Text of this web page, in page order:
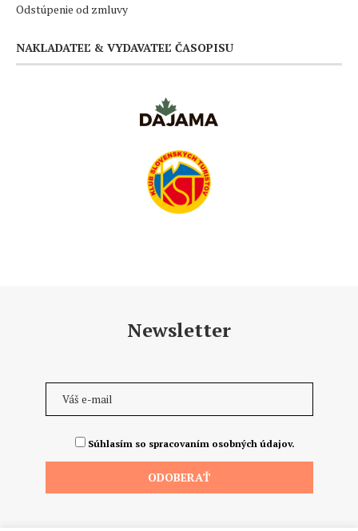
Odstúpenie od zmluvy
NAKLADATEĽ & VYDAVATEĽ ČASOPISU
Newsletter
Súhlasím so spracovaním osobných údajov.